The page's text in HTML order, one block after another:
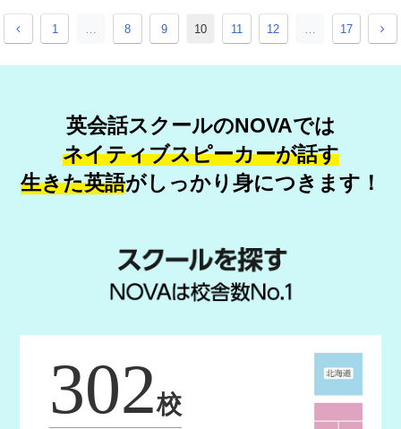
1 8 9 10 11 12 17
英会話スクールのNOVAでは
ネイティブスピーカーが話す
生きた英語がしっかり身につきます！
302校